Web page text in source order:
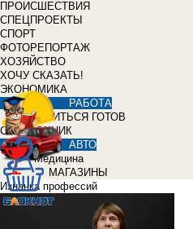
ПРОИСШЕСТВИЯ
СПЕЦПРОЕКТЫ
СПОРТ
ФОТОРЕПОРТАЖ
ХОЗЯЙСТВО
ХОЧУ СКАЗАТЬ!
ЭКОНОМИКА
РАБОТА
УЧИТЬСЯ ГОТОВ
СПРАВОЧНИК
АВТО
Медицина
МАГАЗИНЫ
Изнанка профессий